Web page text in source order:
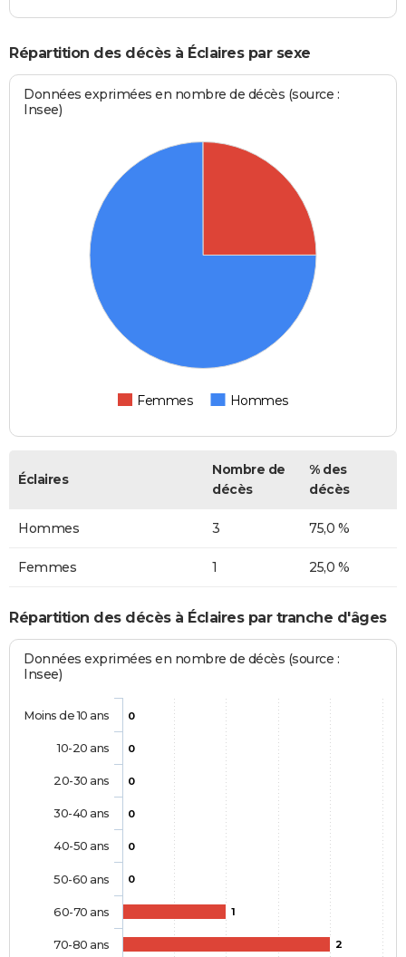
Répartition des décès à Éclaires par sexe
Données exprimées en nombre de décès (source :
Insee)
Femmes Hommes
Éclaires
Nombre de
décès
% des
décès
Hommes 3 75,0 %
Femmes 1 25,0 %
Répartition des décès à Éclaires par tranche d'âges
Données exprimées en nombre de décès (source :
Insee)
0
0
0
0
0
0
1
2
Moins de 10 ans
10-20 ans
20-30 ans
30-40 ans
40-50 ans
50-60 ans
60-70 ans
70-80 ans